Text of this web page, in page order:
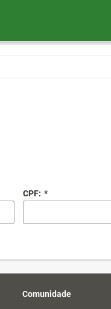
CPF: *
Comunidade